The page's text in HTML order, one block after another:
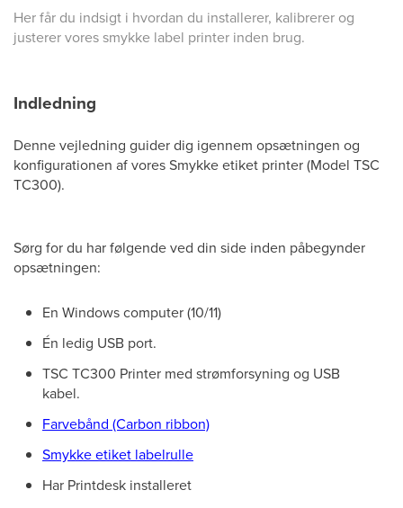
Her får du indsigt i hvordan du installerer, kalibrerer og
justerer vores smykke label printer inden brug.
Indledning
Denne vejledning guider dig igennem opsætningen og
konfigurationen af vores Smykke etiket printer (Model TSC
TC300).
Sørg for du har følgende ved din side inden påbegynder
opsætningen:
En Windows computer (10/11)
Én ledig USB port.
TSC TC300 Printer med strømforsyning og USB
kabel.
Farvebånd (Carbon ribbon)
Smykke etiket labelrulle
Har Printdesk installeret